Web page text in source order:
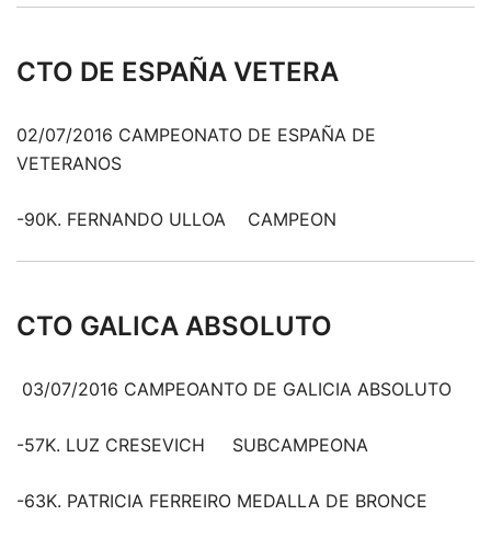
CTO DE ESPAÑA VETERA
02/07/2016 CAMPEONATO DE ESPAÑA DE
VETERANOS
-90K. FERNANDO ULLOA CAMPEON
CTO GALICA ABSOLUTO
03/07/2016 CAMPEOANTO DE GALICIA ABSOLUTO
-57K. LUZ CRESEVICH SUBCAMPEONA
-63K. PATRICIA FERREIRO MEDALLA DE BRONCE